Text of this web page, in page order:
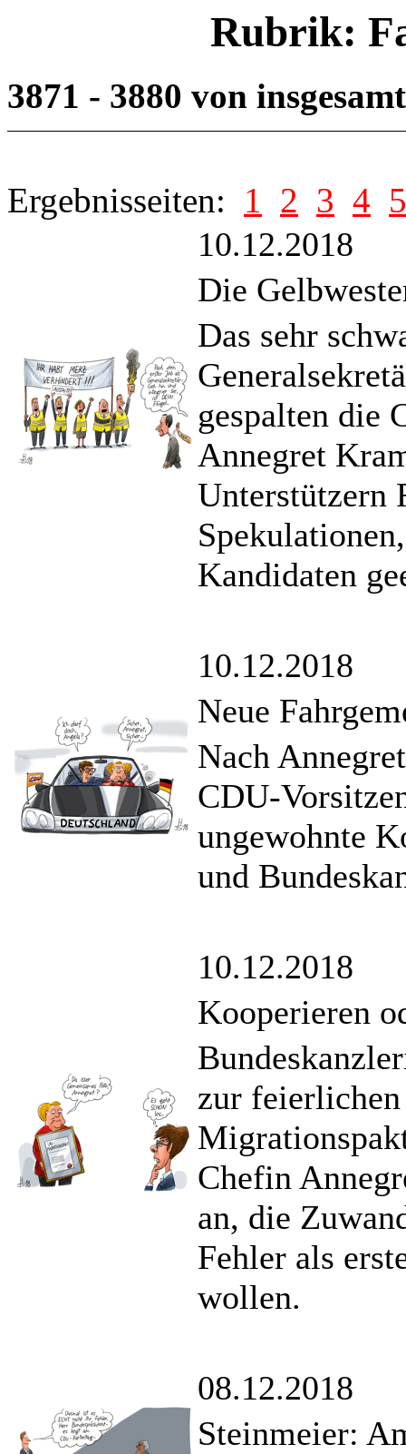
Rubrik:
3871 - 3880 von
Ergebnisseiten: 1 2 3 4 5
10.12.2018
Die
Das sehr
gespalten die
Annegret
Unterstützern
Kandidaten
10.12.2018
Neue
Nach
CDU-
ungewohnte
und
10.12.2018
Kooperieren
zur
Chefin
an, die
Fehler als
wollen.
08.12.2018
Steinmeier: